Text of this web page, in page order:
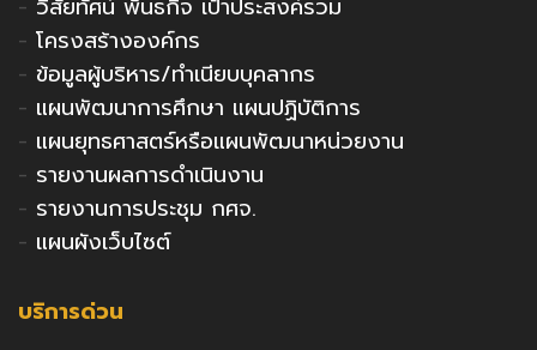
- วิสัยทัศน์ พันธกิจ เป้าประสงค์รวม
- โครงสร้างองค์กร
- ข้อมูลผู้บริหาร/ทำเนียบบุคลากร
- แผนพัฒนาการศึกษา แผนปฏิบัติการ
- แผนยุทธศาสตร์หรือแผนพัฒนาหน่วยงาน
- รายงานผลการดำเนินงาน
- รายงานการประชุม กศจ.
- แผนผังเว็บไซต์
บริการด่วน